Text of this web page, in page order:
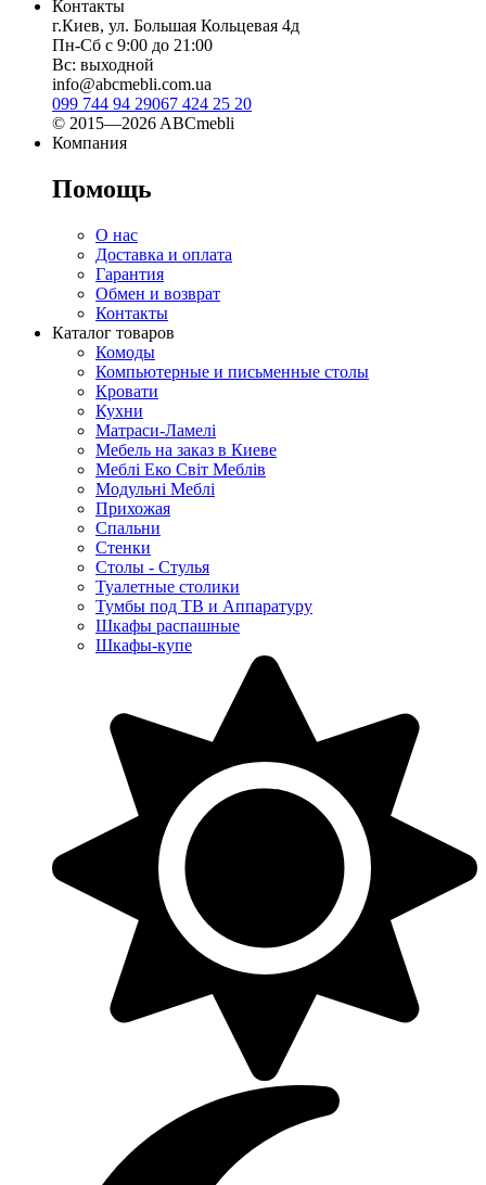
Контакты
г.Киев, ул. Большая Кольцевая 4д
Пн-Сб с 9:00 до 21:00
Вс: выходной
info@abcmebli.com.ua
099 744 94 29067 424 25 20
© 2015—2026 ABCmebli
Компания
Помощь
О нас
Доставка и оплата
Гарантия
Обмен и возврат
Контакты
Каталог товаров
Комоды
Компьютерные и письменные столы
Кровати
Кухни
Матраси-Ламелі
Мебель на заказ в Киеве
Меблі Еко Світ Меблів
Модульні Меблі
Прихожая
Спальни
Стенки
Столы - Стулья
Туалетные столики
Тумбы под ТВ и Аппаратуру
Шкафы распашные
Шкафы-купе